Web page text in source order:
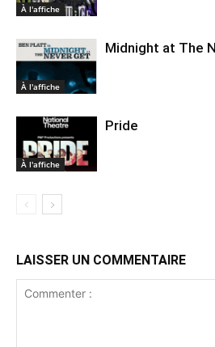
À l'affiche
À l'affiche
Midnight at The
À l'affiche
Pride
LAISSER UN COMMENTAIRE